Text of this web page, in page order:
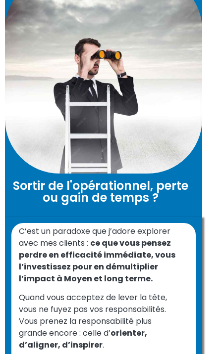
Sortir de l'opérationnel, perte
ou gain de temps ?
C’est un paradoxe que j’adore explorer
avec mes clients : ce que vous pensez
perdre en efficacité immédiate, vous
l’investissez pour en démultiplier
l’impact à Moyen et long terme.
Quand vous acceptez de lever la tête,
vous ne fuyez pas vos responsabilités.
Vous prenez la responsabilité plus
grande encore : celle d’orienter,
d’aligner, d’inspirer.